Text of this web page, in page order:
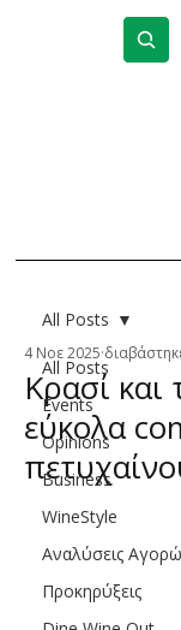
All Posts
Events
Opinions
Business
WineStyle
Αναλύσεις
Προκηρύξεις
All Posts
Κρασί και
εύκολα
4 Νοε 2025